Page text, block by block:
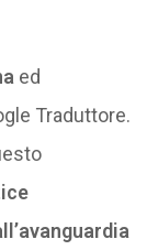
ed
Traduttore.